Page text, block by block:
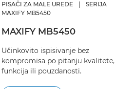
PISAČI ZA MALE UREDE
SERIJA
MAXIFY MB5450
MAXIFY MB5450
Učinkovito ispisivanje bez
kompromisa po pitanju kvalitete,
funkcija ili pouzdanosti.